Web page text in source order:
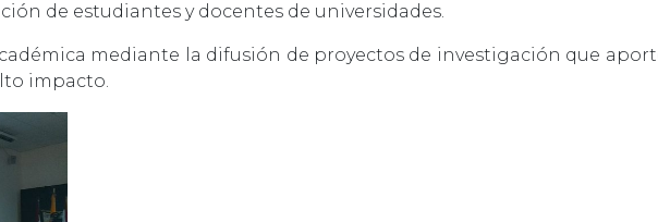
de estudiantes y docentes de universidades.
mediante la difusión de proyectos de investigación que
impacto.